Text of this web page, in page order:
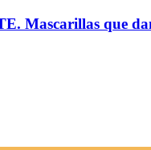
Mascarillas que